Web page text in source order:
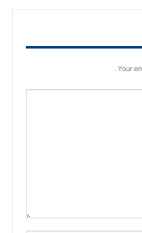
Your